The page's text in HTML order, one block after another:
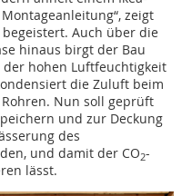
zeigt
Auch über die
hinaus birgt der Bau
hohen Luftfeuchtigkeit
die Zuluft beim
Nun soll geprüft
und zur Deckung
des
und damit der CO2-
lässt.